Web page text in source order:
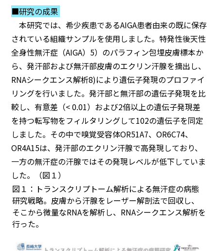
■研究の成果
本研究では、希少疾患であるAIGA患者由来の既に保存
されている組織サンプルを使用しました。特発性後天性
全身性無汗症（AIGA）5）のパラフィン包埋皮膚標本か
ら、発汗部および無汗部皮膚のエクリン汗腺を摘出し、
RNAシークエンス解析8)により遺伝子発現のプロファイ
リングを行いました。発汗部と無汗部の遺伝子発現を比
較し、有意差（< 0.01）および2倍以上の遺伝子発現差
を持つ転写物をフィルタリングして102の遺伝子を同定
しました。その中で嗅覚受容体OR51A7、OR6C74、
OR4A15は、発汗部のエクリン汗腺で高発現しており、
一方の無汗症の汗腺ではその発現レベルが低下していま
した。（図１）
図１：トランスクリプトーム解析による無汗症の病態
研究戦略。皮膚から汗腺をレーザー解剖法で回収し、
そこから微量なRNAを解析し、RNAシークエンス解析を
行った。